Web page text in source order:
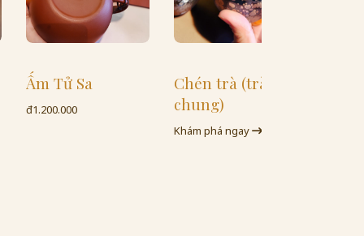
Tử Sa
Chén trà (trà
chung)
Khám phá ngay